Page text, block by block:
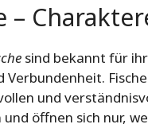
–
sind bekannt für
und
öffnen sich nur,